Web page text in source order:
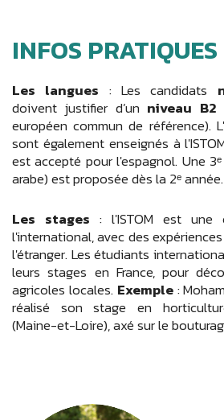
INFOS PRATIQUES
Les langues : Les candidats
doivent justifier d’un niveau
européen commun de référence).
sont également enseignés à
est accepté pour l'espagnol. Une
arabe) est proposée dès la 2ᵉ année.
Les stages : l'ISTOM est une
l'international, avec des
l'étranger. Les étudiants
leurs stages en France, pour
agricoles locales. Exemple:
réalisé son stage en
(Maine-et-Loire), axé sur le